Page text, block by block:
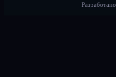
Разработано